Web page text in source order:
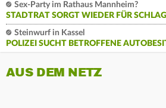
Sex-Party im Rathaus Mannheim?
STADTRAT SORGT WIEDER FÜR
Steinwurf in Kassel
POLIZEI SUCHT BETROFFENE
AUS DEM NETZ